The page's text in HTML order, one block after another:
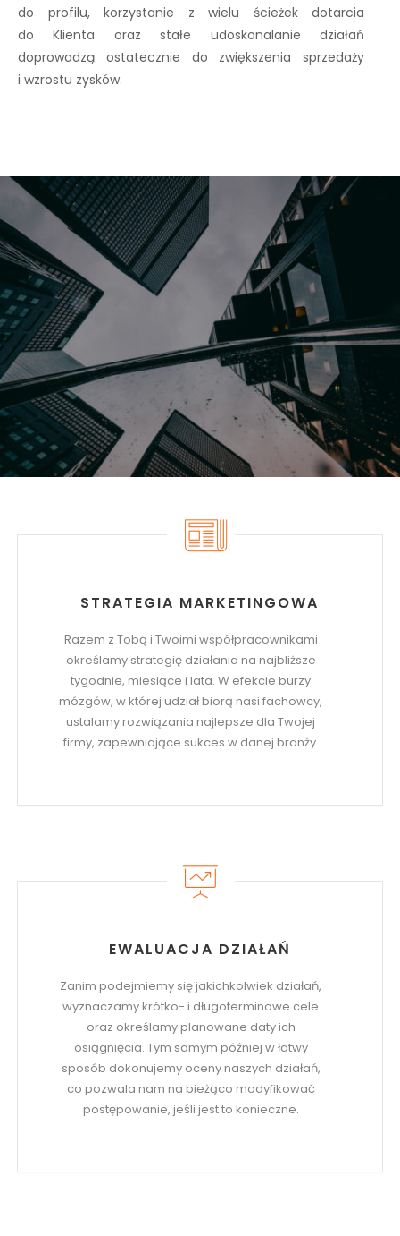
do profilu, korzystanie z wielu ścieżek dotarcia
do Klienta oraz stałe udoskonalanie działań
doprowadzą ostatecznie do zwiększenia sprzedaży
i wzrostu zysków.
STRATEGIA MARKETINGOWA
Razem z Tobą i Twoimi współpracownikami
określamy strategię działania na najbliższe
tygodnie, miesiące i lata. W efekcie burzy
mózgów, w której udział biorą nasi fachowcy,
ustalamy rozwiązania najlepsze dla Twojej
firmy, zapewniające sukces w danej branży.
EWALUACJA DZIAŁAŃ
Zanim podejmiemy się jakichkolwiek działań,
wyznaczamy krótko- i długoterminowe cele
oraz określamy planowane daty ich
osiągnięcia. Tym samym później w łatwy
sposób dokonujemy oceny naszych działań,
co pozwala nam na bieżąco modyfikować
postępowanie, jeśli jest to konieczne.